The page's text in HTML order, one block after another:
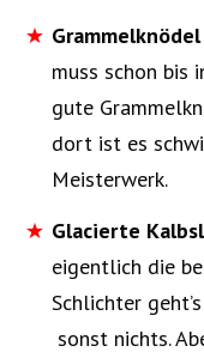
muss schon bis
gute
dort ist es
Meisterwerk.
Glacierte
eigentlich die
Schlichter
sonst nichts.